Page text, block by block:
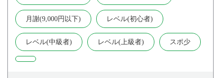
月謝(9,000円以下) レベル(初心者)
レベル(中級者) レベル(上級者) スポ少